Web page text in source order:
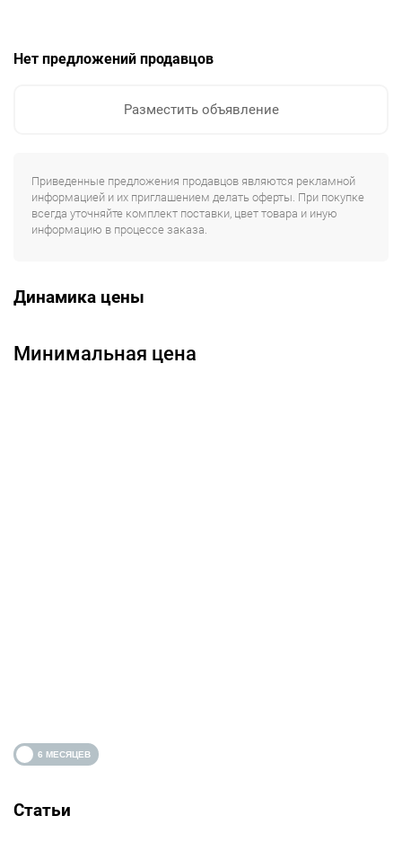
Нет предложений продавцов
Разместить объявление
Приведенные предложения продавцов являются рекламной
информацией и их приглашением делать оферты. При покупке
всегда уточняйте комплект поставки, цвет товара и иную
информацию в процессе заказа.
Динамика цены
Минимальная цена
Статьи